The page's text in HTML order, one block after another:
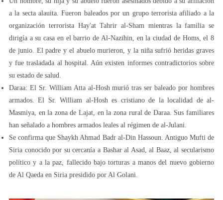
a la secta alauita. Fueron baleados por un grupo terrorista afiliado a la
organización terrorista Hay'at Tahrir al-Sham mientras la familia se
dirigía a su casa en el barrio de Al-Nazihin, en la ciudad de Homs, el 8
de junio. El padre y el abuelo murieron, y la niña sufrió heridas graves
y fue trasladada al hospital. Aún existen informes contradictorios sobre
su estado de salud.
Daraa: El Sr. William Atta al-Hosh murió tras ser baleado por hombres
armados. El Sr. William al-Hosh es cristiano de la localidad de al-
Masmiya, en la zona de Lajat, en la zona rural de Daraa. Sus familiares
han señalado a hombres armados leales al régimen de al-Julani.
Se confirma que Shaykh Ahmad Badr al-Din Hassoun. Antiguo Mufti de
Siria conocido por su cercanía a Bashar al Asad, al Baaz, al secularismo
político y a la paz, fallecido bajo torturas a manos del nuevo gobierno
de Al Qaeda en Siria presidido por Al Golani.